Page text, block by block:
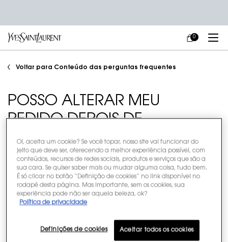
MEU
CARRINHO
0
0 PRODUCT IN
Voltar para Conteúdo das perguntas frequentes
POSSO ALTERAR MEU
PEDIDO DEPOIS DE
FECHADO E CONFIRMADO?
Não. Após a confirmação de sua compra, não é mais possível fazer
qualquer alteração em seu pedido. Caso deseje cancelar a compra
que tenha sido finalizada há poucos minutos para realizar outra, vá em
“Minha Conta” > "Histórico de pedidos", selecione o pedido que deseja
cancelar e aperte no botão “Cancelar”. Se o botão “Cancelar” não
estiver aparecendo, significa que seu pedido já foi faturado e que já
queira mais o seu pedido, você deve recusá-lo no momento da entrega
ou solicitar a devolução se ele já tiver sido entregue ou se não
Oi, aceita um cookie? Se você topar, nosso site vai funcionar do
jeito que deve ser, oferecendo a melhor experiência possível, com
conteúdos, recursos de redes sociais, produtos e serviços que são a
sua cara. Se quiser saber mais ou mudar alguma coisa, tudo bem.
É só clicar no botão “Definição de cookies” no link disponível no
rodapé desta página. Mas importante, sem os cookies, sua
experiência pode não ser aquela beleza, ok?
Política de privacidade
Definições de cookies Aceitar todos os cookies